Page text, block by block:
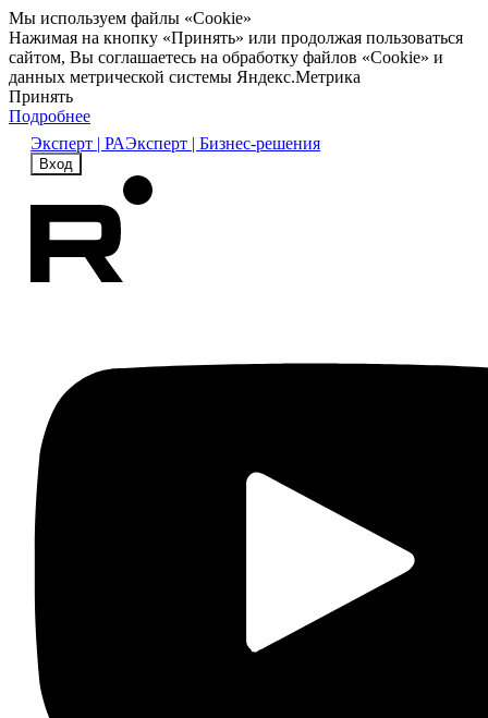
Мы используем файлы «Cookie»
Нажимая на кнопку «Принять» или продолжая пользоваться
сайтом, Вы соглашаетесь на обработку файлов «Cookie» и
данных метрической системы Яндекс.Метрика
Принять
Подробнее
Эксперт | РАЭксперт | Бизнес-решения
Вход